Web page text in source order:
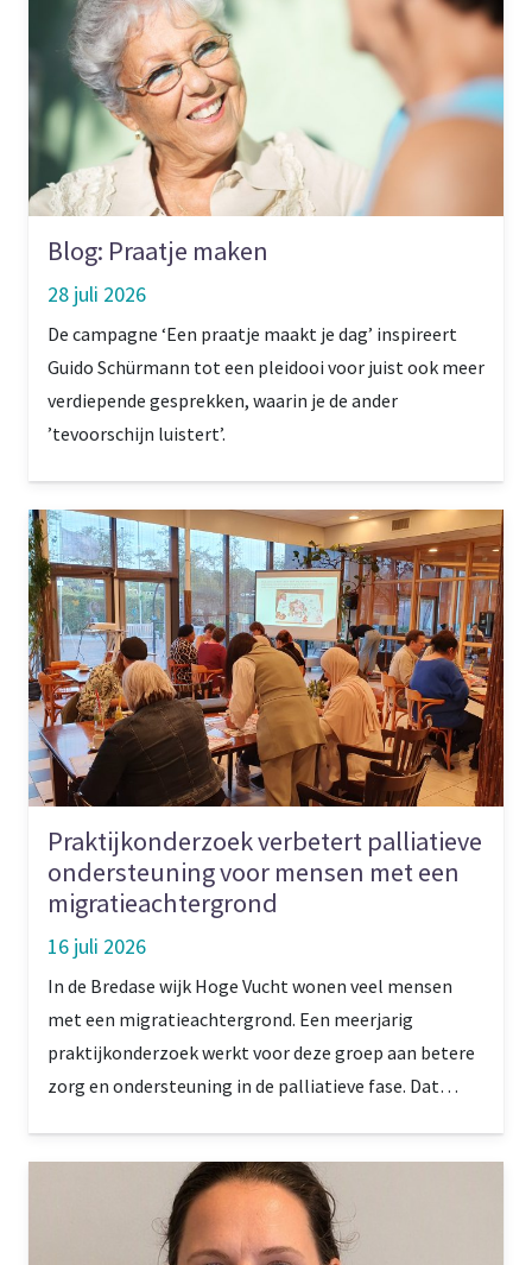
Blog: Praatje maken
28 juli 2026
De campagne ‘Een praatje maakt je dag’ inspireert
Guido Schürmann tot een pleidooi voor juist ook meer
verdiepende gesprekken, waarin je de ander
’tevoorschijn luistert’.
Praktijkonderzoek verbetert palliatieve
ondersteuning voor mensen met een
migratieachtergrond
16 juli 2026
In de Bredase wijk Hoge Vucht wonen veel mensen
met een migratieachtergrond. Een meerjarig
praktijkonderzoek werkt voor deze groep aan betere
zorg en ondersteuning in de palliatieve fase. Dat
zijn blijvende connecties ontstaan.’